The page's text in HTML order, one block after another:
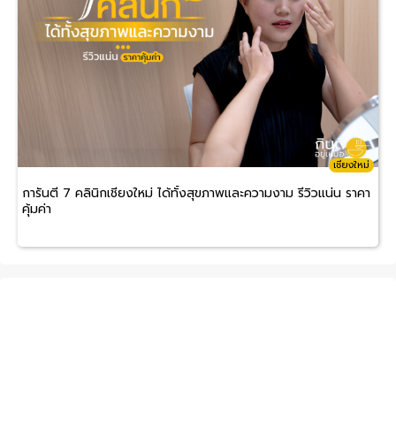
เชียงใหม่
การันตี 7 คลินิกเชียงใหม่ ได้ทั้งสุขภาพและความงาม รีวิวแน่น ราคา
คุ้มค่า